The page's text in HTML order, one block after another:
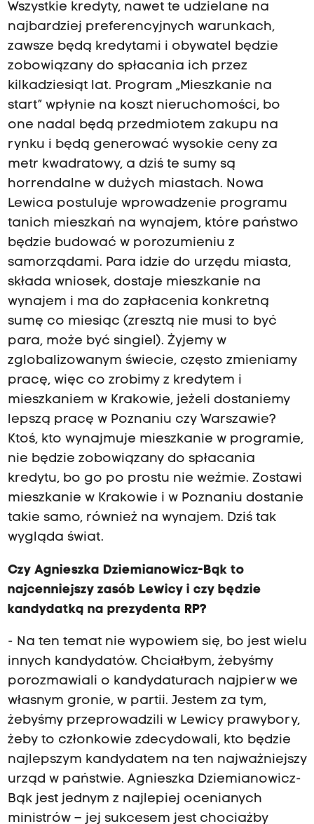
Wszystkie kredyty, nawet te udzielane na
najbardziej preferencyjnych warunkach,
zawsze będą kredytami i obywatel będzie
zobowiązany do spłacania ich przez
kilkadziesiąt lat. Program „Mieszkanie na
start” wpłynie na koszt nieruchomości, bo
one nadal będą przedmiotem zakupu na
rynku i będą generować wysokie ceny za
metr kwadratowy, a dziś te sumy są
horrendalne w dużych miastach. Nowa
Lewica postuluje wprowadzenie programu
tanich mieszkań na wynajem, które państwo
będzie budować w porozumieniu z
samorządami. Para idzie do urzędu miasta,
składa wniosek, dostaje mieszkanie na
wynajem i ma do zapłacenia konkretną
sumę co miesiąc (zresztą nie musi to być
para, może być singiel). Żyjemy w
zglobalizowanym świecie, często zmieniamy
pracę, więc co zrobimy z kredytem i
mieszkaniem w Krakowie, jeżeli dostaniemy
lepszą pracę w Poznaniu czy Warszawie?
Ktoś, kto wynajmuje mieszkanie w programie,
nie będzie zobowiązany do spłacania
kredytu, bo go po prostu nie weźmie. Zostawi
mieszkanie w Krakowie i w Poznaniu dostanie
takie samo, również na wynajem. Dziś tak
wygląda świat.
Czy Agnieszka Dziemianowicz-Bąk to
najcenniejszy zasób Lewicy i czy będzie
kandydatką na prezydenta RP?
- Na ten temat nie wypowiem się, bo jest wielu
innych kandydatów. Chciałbym, żebyśmy
porozmawiali o kandydaturach najpierw we
własnym gronie, w partii. Jestem za tym,
żebyśmy przeprowadzili w Lewicy prawybory,
żeby to członkowie zdecydowali, kto będzie
najlepszym kandydatem na ten najważniejszy
urząd w państwie. Agnieszka Dziemianowicz-
Bąk jest jednym z najlepiej ocenianych
ministrów – jej sukcesem jest chociażby